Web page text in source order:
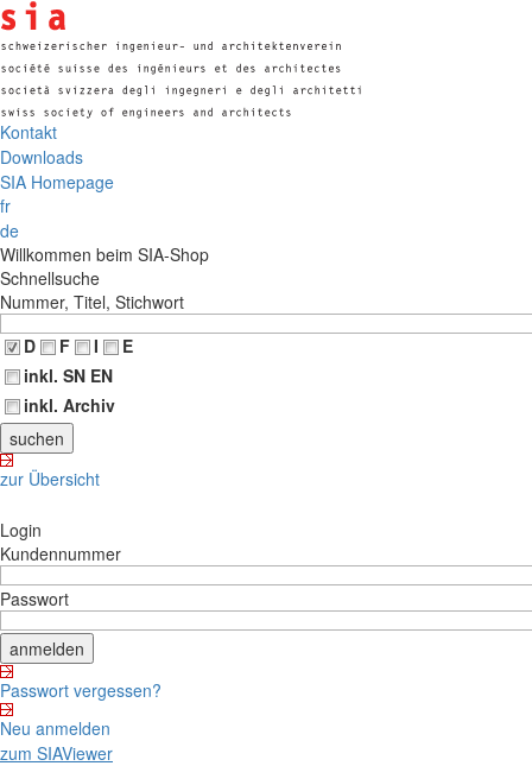
Kontakt
Downloads
SIA Homepage
fr
de
Willkommen beim SIA-Shop
Schnellsuche
Nummer, Titel, Stichwort
D
F I
E
inkl. SN EN
inkl. Archiv
zur Übersicht
Login
Kundennummer
Passwort
Passwort vergessen?
Neu anmelden
zum SIAViewer